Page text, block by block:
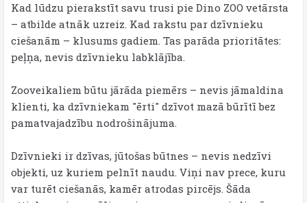
Kad lūdzu pierakstīt savu trusi pie Dino ZOO vetārsta
– atbilde atnāk uzreiz. Kad rakstu par dzīvnieku
ciešanām – klusums gadiem. Tas parāda prioritātes:
peļņa, nevis dzīvnieku labklājība.
Zooveikaliem būtu jārāda piemērs – nevis jāmaldina
klienti, ka dzīvniekam "ērti" dzīvot mazā būrītī bez
pamatvajadzību nodrošinājuma.
Dzīvnieki ir dzīvas, jūtošas būtnes – nevis nedzīvi
objekti, uz kuriem pelnīt naudu. Viņi nav prece, kuru
var turēt ciešanās, kamēr atrodas pircējs. Šāda